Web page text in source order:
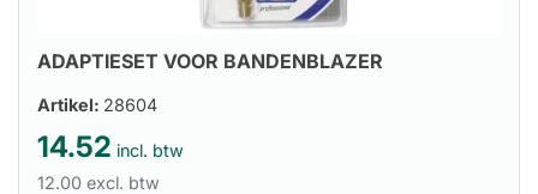
ADAPTIESET VOOR BANDENBLAZER
Artikel: 28604
14.52 incl. btw
12.00 excl. btw